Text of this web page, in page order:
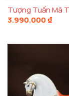
Tượng Tuấn Mã
3.990.000 ₫